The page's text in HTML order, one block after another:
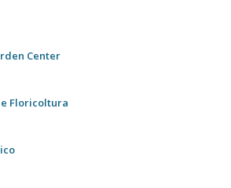
Center
Floricoltura